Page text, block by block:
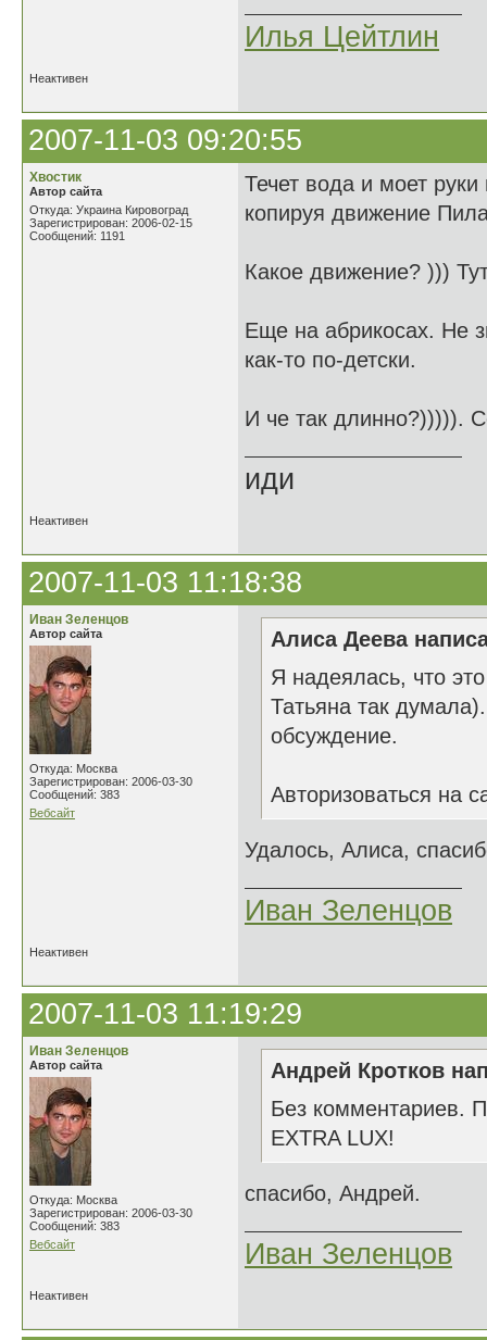
Илья Цейтлин
Неактивен
2007-11-03 09:20:55
Хвостик
Автор сайта
Откуда: Украина Кировоград
Зарегистрирован: 2006-02-15
Сообщений: 1191
Течет вода и моет руки
копируя движение
Какое движение? )))
Еще на абрикосах. Не
как-то по-детски.
И че так длинно?))))).
иди
Неактивен
2007-11-03 11:18:38
Иван Зеленцов
Автор сайта
Откуда: Москва
Зарегистрирован: 2006-03-30
Сообщений: 383
Вебсайт
Алиса Деева
Я надеялась, что
Татьяна так
обсуждение.
Авторизоваться на
Удалось, Алиса,
Иван Зеленцов
Неактивен
2007-11-03 11:19:29
Иван Зеленцов
Автор сайта
Откуда: Москва
Зарегистрирован: 2006-03-30
Сообщений: 383
Вебсайт
Андрей Кротков
Без комментариев.
EXTRA LUX!
спасибо, Андрей.
Иван Зеленцов
Неактивен